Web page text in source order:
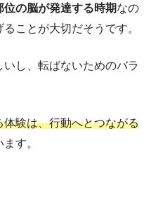
位の脳が発達する時期なの
ことが大切だそうです。
し、転ばないためのバラ
験は、行動へとつながる
す。